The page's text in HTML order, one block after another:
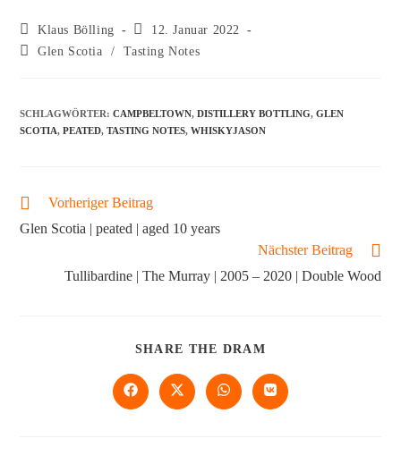
Klaus Bölling
12. Januar 2022
Glen Scotia
/ Tasting Notes
SCHLAGWÖRTER:CAMPBELTOWN, DISTILLERY BOTTLING, GLEN
SCOTIA, PEATED, TASTING NOTES, WHISKYJASON
Vorheriger Beitrag
Glen Scotia | peated | aged 10 years
Nächster Beitrag
Tullibardine | The Murray | 2005 – 2020 | Double Wood
SHARE THE DRAM